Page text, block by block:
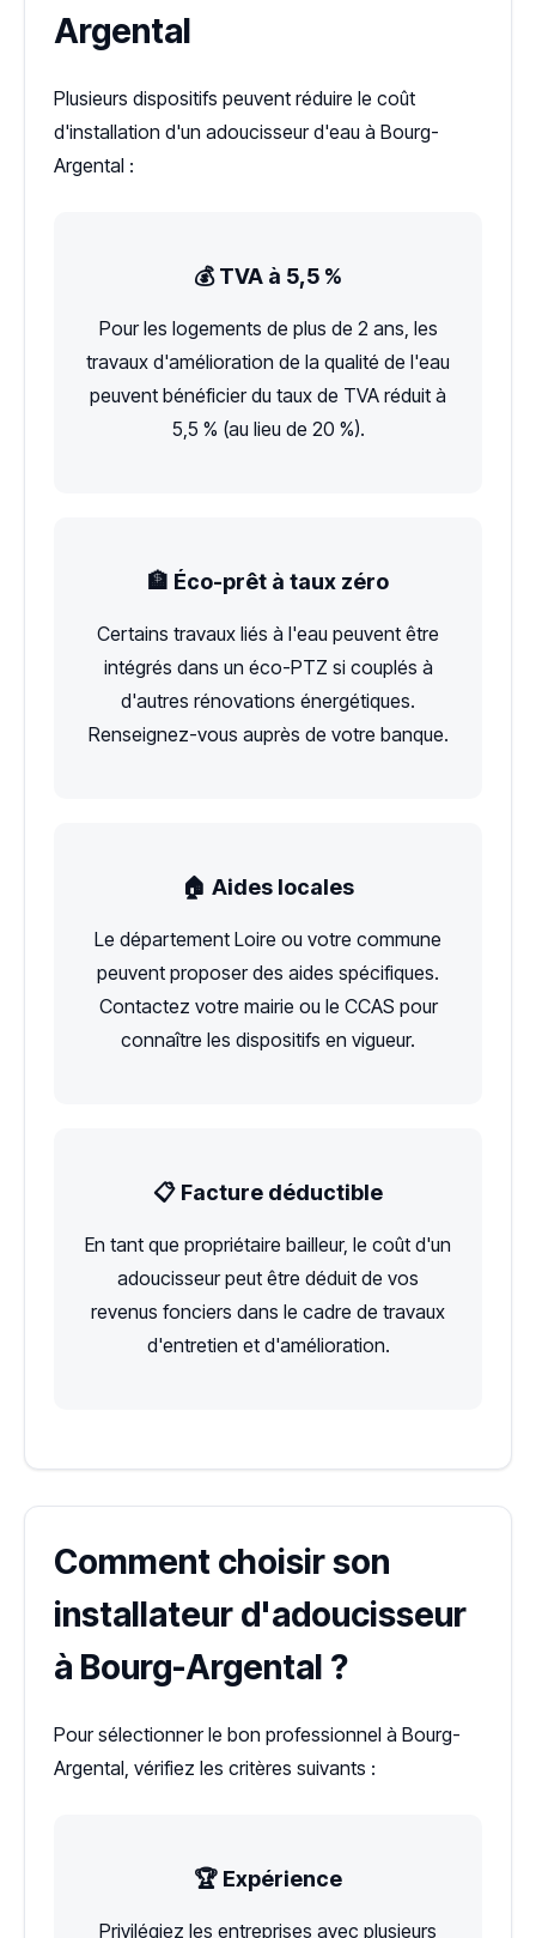
Argental
Plusieurs dispositifs peuvent réduire le coût
d'installation d'un adoucisseur d'eau à Bourg-
Argental :
💰 TVA à 5,5 %
Pour les logements de plus de 2 ans, les
travaux d'amélioration de la qualité de l'eau
peuvent bénéficier du taux de TVA réduit à
5,5 % (au lieu de 20 %).
🏦 Éco-prêt à taux zéro
Certains travaux liés à l'eau peuvent être
intégrés dans un éco-PTZ si couplés à
d'autres rénovations énergétiques.
Renseignez-vous auprès de votre banque.
🏠 Aides locales
Le département Loire ou votre commune
peuvent proposer des aides spécifiques.
Contactez votre mairie ou le CCAS pour
connaître les dispositifs en vigueur.
📋 Facture déductible
En tant que propriétaire bailleur, le coût d'un
adoucisseur peut être déduit de vos
revenus fonciers dans le cadre de travaux
d'entretien et d'amélioration.
Comment choisir son
installateur d'adoucisseur
à Bourg-Argental ?
Pour sélectionner le bon professionnel à Bourg-
Argental, vérifiez les critères suivants :
🏆 Expérience
Privilégiez les entreprises avec plusieurs